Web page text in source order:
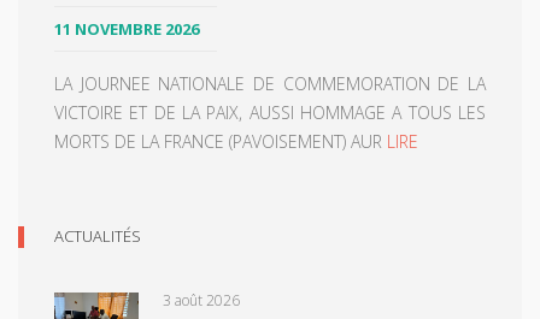
11 NOVEMBRE 2026
LA JOURNEE NATIONALE DE COMMEMORATION DE LA
VICTOIRE ET DE LA PAIX, AUSSI HOMMAGE A TOUS LES
MORTS DE LA FRANCE (PAVOISEMENT) AUR LIRE
ACTUALITÉS
3 août 2026